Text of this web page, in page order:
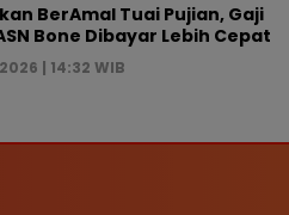
BerAmal Tuai Pujian, Gaji
Bone Dibayar Lebih Cepat
| 14:32 WIB